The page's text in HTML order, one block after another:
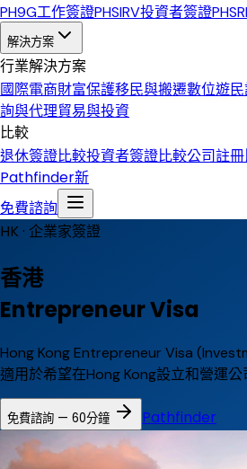
PH9G工作簽證PHSIRV投資者簽證PH
解決方案
行業解決方案
國際電商財富保護移民與搬遷數位遊
詢與代理貿易與投資
比較
退休簽證比較投資者簽證比較公司註
Pathfinder新
免費諮詢
HK · 企業家簽證
香港
Entrepreneur Visa
Hong Kong Entrepreneur Visa
適用於希望在Hong Kong設立和營運公
免費諮詢 — 60分鐘 Pathfinder